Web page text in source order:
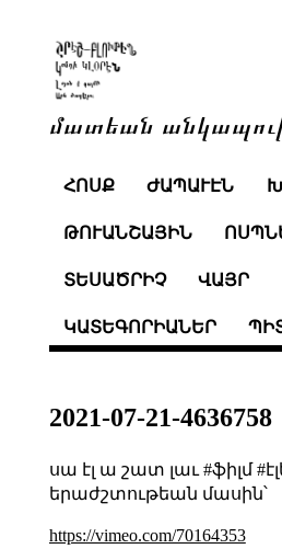
մատեան
ՀՈՍՔ ԺԱՊԱՒԷՆ
ԹՈՒԱՆՇԱՅԻՆ
ՏԵՍԱԾՐԻՉ ՎԱՅՐ
ԿԱՏԵԳՈՐԻԱՆԵՐ
2021-07-21-4636758
սա էլ ա շատ լաւ #ֆիլմ
երաժշտութեան մասին՝
https://vimeo.com/70164353